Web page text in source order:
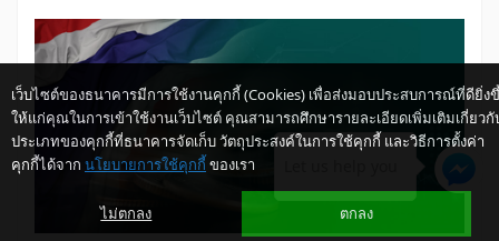
เว็บไซต์ของธนาคารมีการใช้งานคุกกี้ (Cookies) เพื่อส่งมอบประสบการณ์ที่ดียิ่ง
ให้แก่คุณในการเข้าใช้งานเว็บไซต์ คุณสามารถศึกษารายละเอียดเพิ่มเติมเกี่ยวกั
ประเภทของคุกกี้ที่ธนาคารจัดเก็บ วัตถุประสงค์ในการใช้คุกกี้ และวิธีการตั้งค่า
คุกกี้ได้จาก นโยบายการใช้คุกกี้ ของเรา
ไม่ตกลง ตกลง